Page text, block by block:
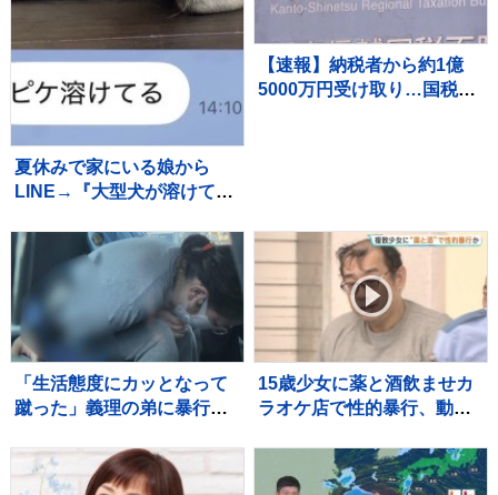
夏休みで家にいる娘から
LINE→『大型犬が溶けて
いて…『愛おしい一枚』に1
万いいね「たぷたぷで草」
「無防備ｗｗ」
【速報】納税者から約1億
5000万円受け取り…国税職
「生活態度にカッとなって
蹴った」義理の弟に暴行
15歳少女に薬と酒飲ませカ
ラオケ店で性的暴行、動画
54歳男を再逮捕 これまで
にも同様の事件で2度逮捕